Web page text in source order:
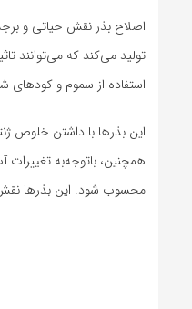
اصلاح بذر نقش حیاتی و
تولید می‌کند که می‌توانند
استفاده از سموم و کودهای
این بذرها با داشتن خلوص
همچنین، باتوجه‌به تغییرات
محسوب شود. این بذرها نقش